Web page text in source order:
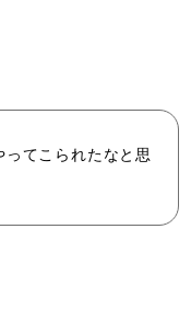
てこられたなと思